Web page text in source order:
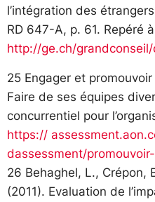
l’intégration des
RD 647-A, p. 61. Repéré à
http://ge.ch/
25 Engager et
Faire de ses équipes
concurrentiel pour
https://
dassessment/
26 Behaghel, L., Crépon,
(2011). Evaluation de